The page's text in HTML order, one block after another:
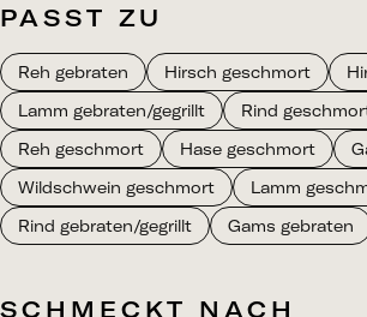
PASST ZU
Reh gebraten Hirsch geschmort
Lamm gebraten/gegrillt
Rind
Reh geschmort
Hase geschmort
Wildschwein geschmort
Lamm
Rind gebraten/gegrillt
Gams gebraten
SCHMECKT NACH